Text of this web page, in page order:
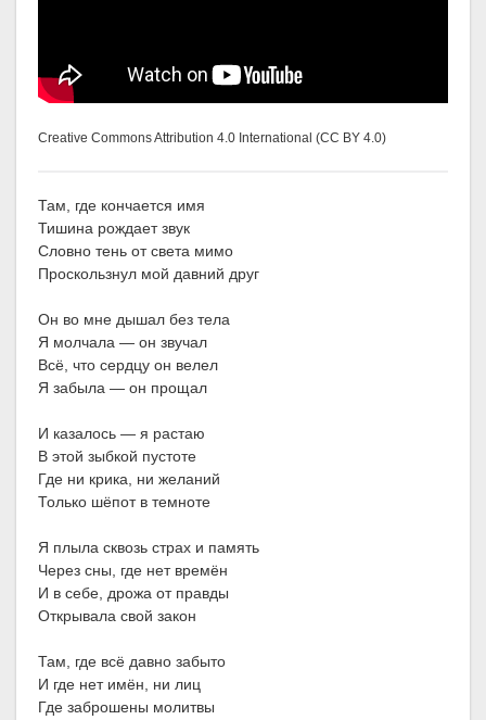
Creative Commons Attribution 4.0 International (CC BY 4.0)
Там, где кончается имя
Тишина рождает звук
Словно тень от света мимо
Проскользнул мой давний друг
Он во мне дышал без тела
Я молчала — он звучал
Всё, что сердцу он велел
Я забыла — он прощал
И казалось — я растаю
В этой зыбкой пустоте
Где ни крика, ни желаний
Только шёпот в темноте
Я плыла сквозь страх и память
Через сны, где нет времён
И в себе, дрожа от правды
Открывала свой закон
Там, где всё давно забыто
И где нет имён, ни лиц
Где заброшены молитвы